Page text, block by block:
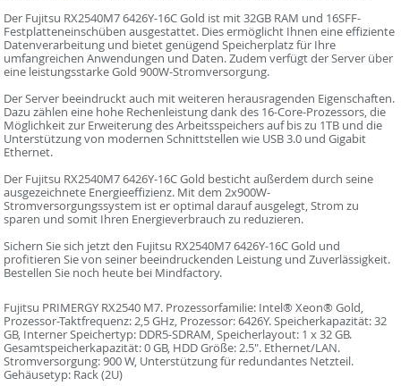
Der Fujitsu RX2540M7 6426Y-16C Gold ist mit 32GB RAM und 16SFF-
Festplatteneinschüben ausgestattet. Dies ermöglicht Ihnen eine effiziente
Datenverarbeitung und bietet genügend Speicherplatz für Ihre
umfangreichen Anwendungen und Daten. Zudem verfügt der Server über
eine leistungsstarke Gold 900W-Stromversorgung.
Der Server beeindruckt auch mit weiteren herausragenden Eigenschaften.
Dazu zählen eine hohe Rechenleistung dank des 16-Core-Prozessors, die
Möglichkeit zur Erweiterung des Arbeitsspeichers auf bis zu 1TB und die
Unterstützung von modernen Schnittstellen wie USB 3.0 und Gigabit
Ethernet.
Der Fujitsu RX2540M7 6426Y-16C Gold besticht außerdem durch seine
ausgezeichnete Energieeffizienz. Mit dem 2x900W-
Stromversorgungssystem ist er optimal darauf ausgelegt, Strom zu
sparen und somit Ihren Energieverbrauch zu reduzieren.
Sichern Sie sich jetzt den Fujitsu RX2540M7 6426Y-16C Gold und
profitieren Sie von seiner beeindruckenden Leistung und Zuverlässigkeit.
Bestellen Sie noch heute bei Mindfactory.
Fujitsu PRIMERGY RX2540 M7. Prozessorfamilie: Intel® Xeon® Gold,
Prozessor-Taktfrequenz: 2,5 GHz, Prozessor: 6426Y. Speicherkapazität: 32
GB, Interner Speichertyp: DDR5-SDRAM, Speicherlayout: 1 x 32 GB.
Gesamtspeicherkapazität: 0 GB, HDD Größe: 2.5". Ethernet/LAN.
Stromversorgung: 900 W, Unterstützung für redundantes Netzteil.
Gehäusetyp: Rack (2U)